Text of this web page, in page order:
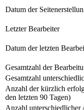
Datum der
Letzter Bearbeiter
Datum der letzten
Gesamtzahl der
Gesamtzahl
Anzahl der kürzlich
den letzten 90 Tagen)
Anzahl unterschiedlicher